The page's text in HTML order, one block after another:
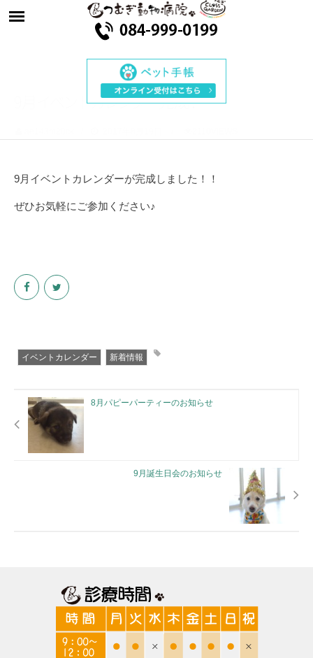
トカレンダー完成！
9月イベントカレンダーが完成しました！！
ぜひお気軽にご参加ください♪
イベントカレンダー 新着情報
8月パピーパーティーのお知らせ
9月誕生日会のお知らせ